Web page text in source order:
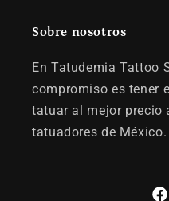
Sobre nosotros
En Tatudemia Tattoo
compromiso es tener
tatuar al mejor precio
tatuadores de México.